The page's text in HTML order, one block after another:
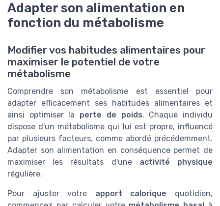
Adapter son alimentation en
fonction du métabolisme
Modifier vos habitudes alimentaires pour
maximiser le potentiel de votre
métabolisme
Comprendre son métabolisme est essentiel pour
adapter efficacement ses habitudes alimentaires et
ainsi optimiser la perte de poids. Chaque individu
dispose d'un métabolisme qui lui est propre, influencé
par plusieurs facteurs, comme abordé précédemment.
Adapter son alimentation en conséquence permet de
maximiser les résultats d'une activité physique
régulière.
Pour ajuster votre apport calorique quotidien,